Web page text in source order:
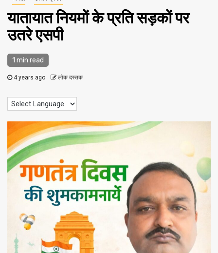
यातायात नियमों के प्रति सड़कों पर
उतरे एसपी
1 min read
4 years ago लोक दस्तक